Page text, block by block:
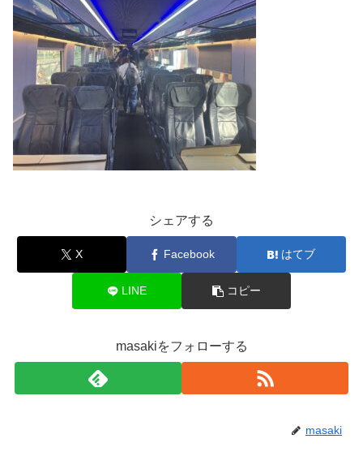
シェアする
X Facebook はてブ
LINE コピー
masakiをフォローする
masaki